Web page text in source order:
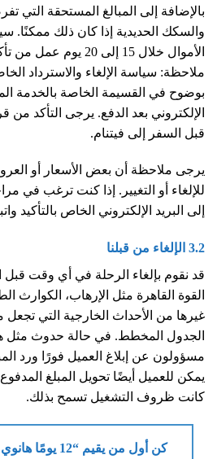
بالإضافة إلى المبالغ المستحقة التي
والسكك الحديدية إذا كان ذلك ممكنًا.
الأموال خلال 15 إلى 20 يوم عمل من تأكيد الإلغاء.
ملاحظة: سياسة الإلغاء والاسترداد
بوضوح في القسيمة الخاصة بالخدمة
الإلكتروني بعد الدفع. يرجى التأكد من
قبل السفر إلى فيتنام.
يرجى ملاحظة أن بعض الأسعار أو
للإلغاء أو التغيير. إذا كنت ترغب في
إلى البريد الإلكتروني الخاص بالتأكيد
3.2 الإلغاء من قبلنا
قد نقوم بإلغاء الرحلة في أي وقت
القوة القاهرة مثل الإرهاب، الكوارث
غيرها من الأحداث الخارجية التي تجعل
الجدول المخطط. في حالة حدوث مثل
مسؤولون عن إبلاغ العميل فورًا ورد
يمكن للعميل أيضًا تحويل المبلغ المدفوع
كانت ظروف التشغيل تسمح بذلك.
كن أول من يقيم